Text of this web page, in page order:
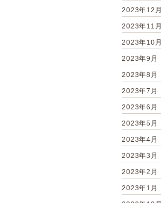
2023年12月
2023年11月
2023年10月
2023年9月
2023年8月
2023年7月
2023年6月
2023年5月
2023年4月
2023年3月
2023年2月
2023年1月